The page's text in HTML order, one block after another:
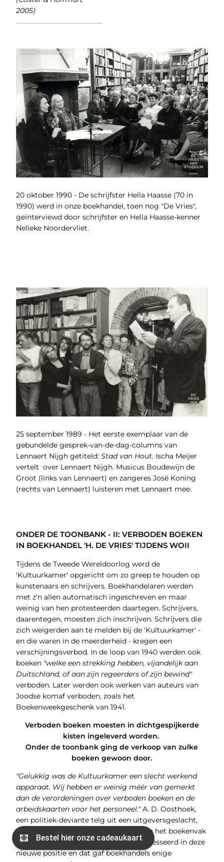
2005)
20 oktober 1990 - De schrijfster Hella Haasse (70 in
1990) werd in onze boekhandel, toen nog "De Vries",
geïnterviewd door schrijfster en Hella Haasse-kenner
Nelleke Noordervliet.
25 september 1989 - Het eerste exemplaar van de
gebundelde gesprek-van-de-dag-columns van
Lennaert Nijgh getiteld: Stad van Hout. Ischa Meijer
vertelt over Lennaert Nijgh. Musicus Boudewijn de
Groot (links van Lennaert) en zangeres José Koning
(rechts van Lennaert) luisteren met Lennaert mee.
ONDER DE TOONBANK - II: VERBODEN BOEKEN
IN BOEKHANDEL 'H. DE VRIES' TIJDENS WOII
Tijdens de Tweede Wereldoorlog werd de
'Kultuurkamer' opgericht om zo greep te houden op
kunstenaars en schrijvers. Boekhandelaren werden
met z'n allen automatisch ingeschreven en maar
weinig van hen protesteerden daartegen. Schrijvers,
daarentegen, moesten zich inschrijven. Schrijvers die
zich weigerden aan te melden bij de 'Kultuurkamer' -
en die waren in de meerderheid - kregen een
verschijningsverbod. In de loop van 1940 werden ook
boeken "welke een strekking hebben, vijandelijk aan
Duitschland, of aan zijn regeerders of zijn bewind"
verboden. Later werden ook werken van auteurs van
Joodse komaf verboden, zoals het
Boekenweekgeschenk van 1941.
Verboden boeken moesten in dichtgespijkerde
kisten ingeleverd worden.
Onder de toonbank ging de verkoop van zulke
boeken gewoon door.
"Gelukkig was de Kultuurkamer een slecht werkend
apparaat. Wij hebben er weinig méér van gemerkt
dan de verordeningen over verboden boeken en de
arbeidskaarten voor het personeel."A. D. Oosthoek,
een politiek-deviante telg uit een uitgeversgeslacht,
was aangewezen om de nieuwe orde in het boekenvak
te vestigen. Hij was niet enorm geïnteresseerd in deze
nieuwe positie en dat gaf boekhandels enige